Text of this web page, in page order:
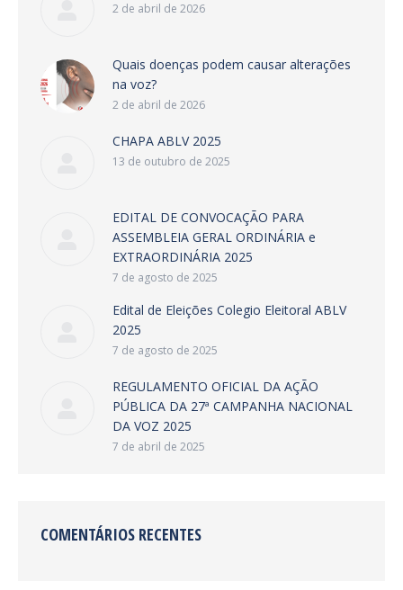
2 de abril de 2026
Quais doenças podem causar alterações
na voz?
2 de abril de 2026
CHAPA ABLV 2025
13 de outubro de 2025
EDITAL DE CONVOCAÇÃO PARA
ASSEMBLEIA GERAL ORDINÁRIA e
EXTRAORDINÁRIA 2025
7 de agosto de 2025
Edital de Eleições Colegio Eleitoral ABLV
2025
7 de agosto de 2025
REGULAMENTO OFICIAL DA AÇÃO
PÚBLICA DA 27ª CAMPANHA NACIONAL
DA VOZ 2025
7 de abril de 2025
COMENTÁRIOS RECENTES